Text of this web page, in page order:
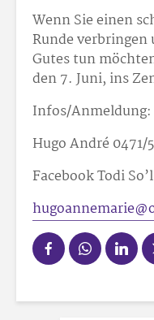
Wenn Sie einen
Runde verbringen
Gutes tun
den 7. Juni, ins
Infos/Anmeldung:
Hugo André 0471/
Facebook Todi